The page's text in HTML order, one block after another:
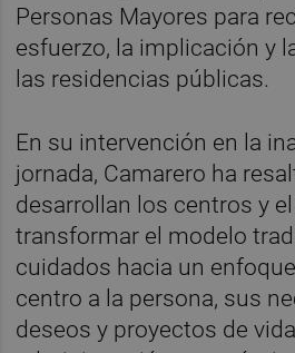
Personas Mayores para
esfuerzo, la implicación y
las residencias públicas.
En su intervención en la
jornada, Camarero ha
desarrollan los centros y
transformar el modelo
cuidados hacia un
centro a la persona, sus
deseos y proyectos de